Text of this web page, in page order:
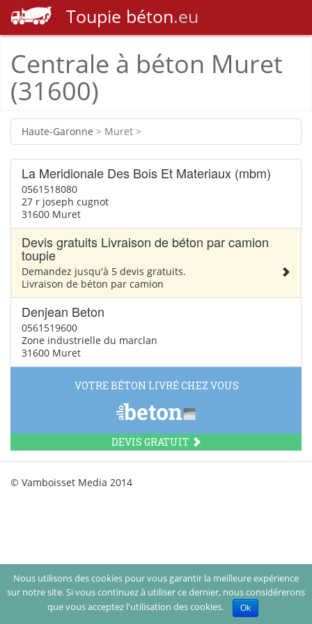
Toupie béton.eu
Centrale à béton Muret
(31600)
Haute-Garonne > Muret >
La Meridionale Des Bois Et Materiaux (mbm)
0561518080
27 r joseph cugnot
31600 Muret
Devis gratuits Livraison de béton par camion
toupie
Demandez jusqu'à 5 devis gratuits.
Livraison de béton par camion
Denjean Beton
0561519600
Zone industrielle du marclan
31600 Muret
VOTRE BÉTON LIVRÉ CHEZ VOUS
DEVIS GRATUIT
Nous utilisons des cookies pour vous garantir la meilleure expérience
sur notre site. Si vous continuez à utiliser ce dernier, nous considérerons
que vous acceptez l'utilisation des cookies.
Ok
© Vamboisset Media 2014